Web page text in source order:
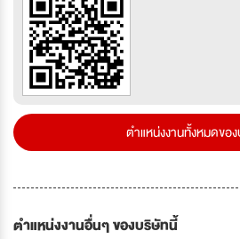
ตำแหน่งงานทั้งหมดขอ
ตำแหน่งงานอื่นๆ ของบริษัทนี้